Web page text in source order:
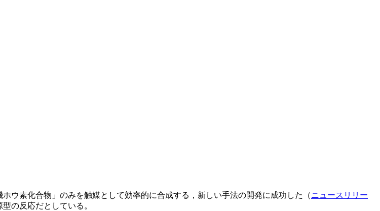
ウ素化合物」のみを触媒として効率的に合成する，新しい手法の開発に成功した（ニュースリリー
の反応だとしている。